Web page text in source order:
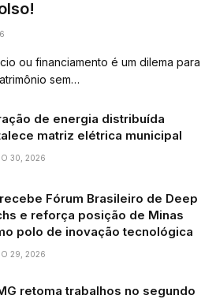
ou financiamento é um dilema para
sem…
de energia distribuída
matriz elétrica municipal
30, 2026
Fórum Brasileiro de Deep
e reforça posição de Minas
polo de inovação tecnológica
29, 2026
retoma trabalhos no segundo